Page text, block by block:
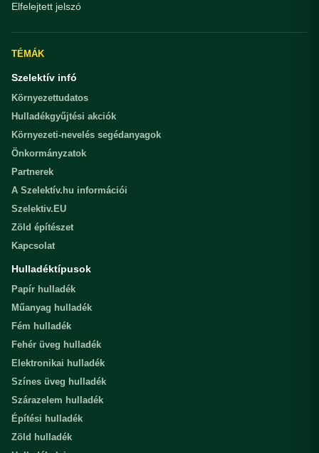
Elfelejtett jelszó
TÉMÁK
Szelektív infó
Környezettudatos
Hulladékgyűjtési akciók
Környezeti-nevelés segédanyagok
Önkormányzatok
Partnerek
A Szelektív.hu információi
Szelektiv.EU
Zöld építészet
Kapcsolat
Hulladéktípusok
Papír hulladék
Műanyag hulladék
Fém hulladék
Fehér üveg hulladék
Elektronikai hulladék
Színes üveg hulladék
Szárazelem hulladék
Építési hulladék
Zöld hulladék